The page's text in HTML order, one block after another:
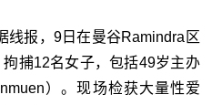
线报，9日在曼谷Ramindra区
拘捕12名女子，包括49岁主办
）。现场检获大量性爱